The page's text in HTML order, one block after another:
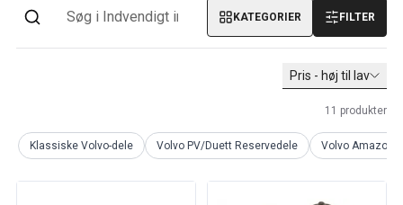
Volvo Amazon Motordele
Volvo Amazon Motor gashåndtag
Volvo Amazon Transmission/baghjulsaffjedring
Volvo Amazon Diverse dele
Volvo Amazon fælge/navkapsler
KATEGORIER FILTER
Pris - høj til lav
11 produkter
Klassiske Volvo-dele Volvo PV/Duett Reservedele Volvo Amazon